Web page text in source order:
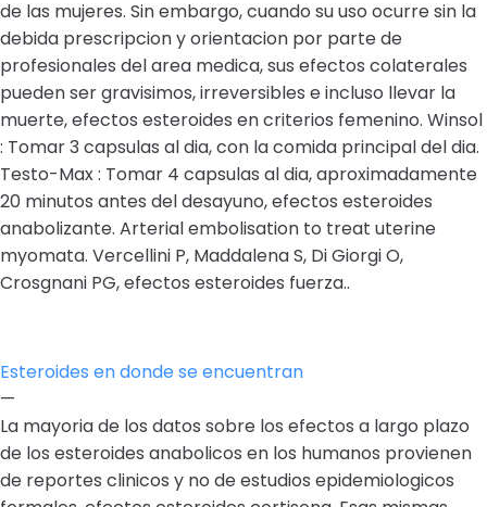
de las mujeres. Sin embargo, cuando su uso ocurre sin la
debida prescripcion y orientacion por parte de
profesionales del area medica, sus efectos colaterales
pueden ser gravisimos, irreversibles e incluso llevar la
muerte, efectos esteroides en criterios femenino. Winsol
: Tomar 3 capsulas al dia, con la comida principal del dia.
Testo-Max : Tomar 4 capsulas al dia, aproximadamente
20 minutos antes del desayuno, efectos esteroides
anabolizante. Arterial embolisation to treat uterine
myomata. Vercellini P, Maddalena S, Di Giorgi O,
Crosgnani PG, efectos esteroides fuerza..
Esteroides en donde se encuentran
—
La mayoria de los datos sobre los efectos a largo plazo
de los esteroides anabolicos en los humanos provienen
de reportes clinicos y no de estudios epidemiologicos